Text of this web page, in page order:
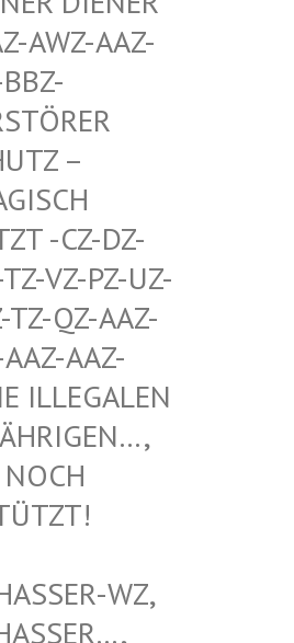
AAZ-BB
SP
ZU
– WE
GES
CZ-DZ-ZZ-
PZ-UZ-OZ-
QZ-AAZ-TZ-
AAZ-AAZ
MIN
WER
UNT
06.
WZ, MUS
VOO